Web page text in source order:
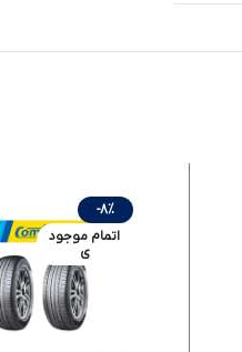
-8%
اتمام موجود
ی